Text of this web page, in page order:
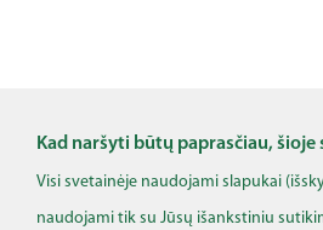
Kad naršyti būtų paprasčiau,
Visi svetainėje naudojami slapukai
naudojami tik su Jūsų išankstiniu